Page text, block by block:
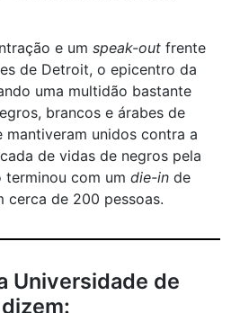
e um speak-out frente
de Detroit, o epicentro da
uma multidão bastante
brancos e árabes de
mantiveram unidos contra a
de vidas de negros pela
com um die-in de
cerca de 200 pessoas.
Universidade de